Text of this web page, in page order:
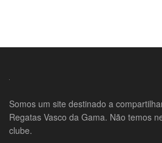
Somos um site destinado a
Regatas Vasco da Gama. Não temos
clube.